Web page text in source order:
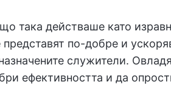
така действаше като
представят по-добре и
служители.
ефективността и да